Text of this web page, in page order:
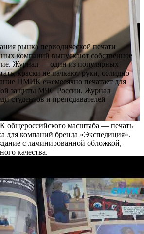
рынка периодической печати
компаний выпускают собственное
Журнал — один из популярных
краски не пачкают руки, солидно
ЦМИК ежемесячно печатает для
защиты МЧС России. Журнал
студентов и преподавателей
масштаба — печать
для компаний бренда «Экспедиция».
с ламинированной обложкой,
качества.